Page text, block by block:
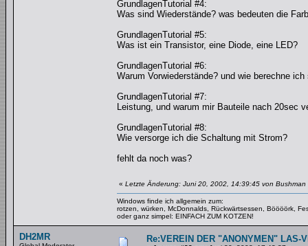
GrundlagenTutorial #4:
Was sind Wiederstände? was bedeuten die
GrundlagenTutorial #5:
Was ist ein Transistor, eine Diode, eine LED?
GrundlagenTutorial #6:
Warum Vorwiederstände? und wie berechne ich
GrundlagenTutorial #7:
Leistung, und warum mir Bauteile nach 20sec
GrundlagenTutorial #8:
Wie versorge ich die Schaltung mit Strom?
fehlt da noch was?
« Letzte Änderung: Juni 20, 2002, 14:39:45 von Bushman
Windows finde ich allgemein zum:
rotzen, würken, McDonnalds, Rückwärtsessen, Böööörk,
oder ganz simpel: EINFACH ZUM KOTZEN!
DH2MR Re:VEREIN DER "ANONYMEN" LAS-